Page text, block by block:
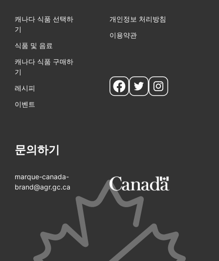
캐나다 식품 선택하
기
식품 및 음료
캐나다 식품 구매하
기
레시피
이벤트
개인정보 처리방침
이용약관
문의하기
marque-canada-
brand@agr.gc.ca
Social